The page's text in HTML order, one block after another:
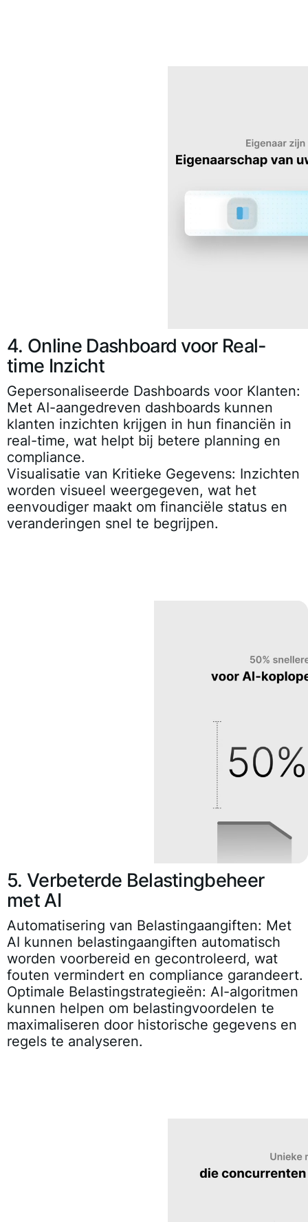
4. Online Dashboard voor Real-
time Inzicht
Gepersonaliseerde Dashboards voor Klanten:
Met AI-aangedreven dashboards kunnen
klanten inzichten krijgen in hun financiën in
real-time, wat helpt bij betere planning en
compliance.
Visualisatie van Kritieke Gegevens: Inzichten
worden visueel weergegeven, wat het
eenvoudiger maakt om financiële status en
veranderingen snel te begrijpen.
5. Verbeterde Belastingbeheer
met AI
Automatisering van Belastingaangiften: Met
AI kunnen belastingaangiften automatisch
worden voorbereid en gecontroleerd, wat
fouten vermindert en compliance garandeert.
Optimale Belastingstrategieën: AI-algoritmen
kunnen helpen om belastingvoordelen te
maximaliseren door historische gegevens en
regels te analyseren.